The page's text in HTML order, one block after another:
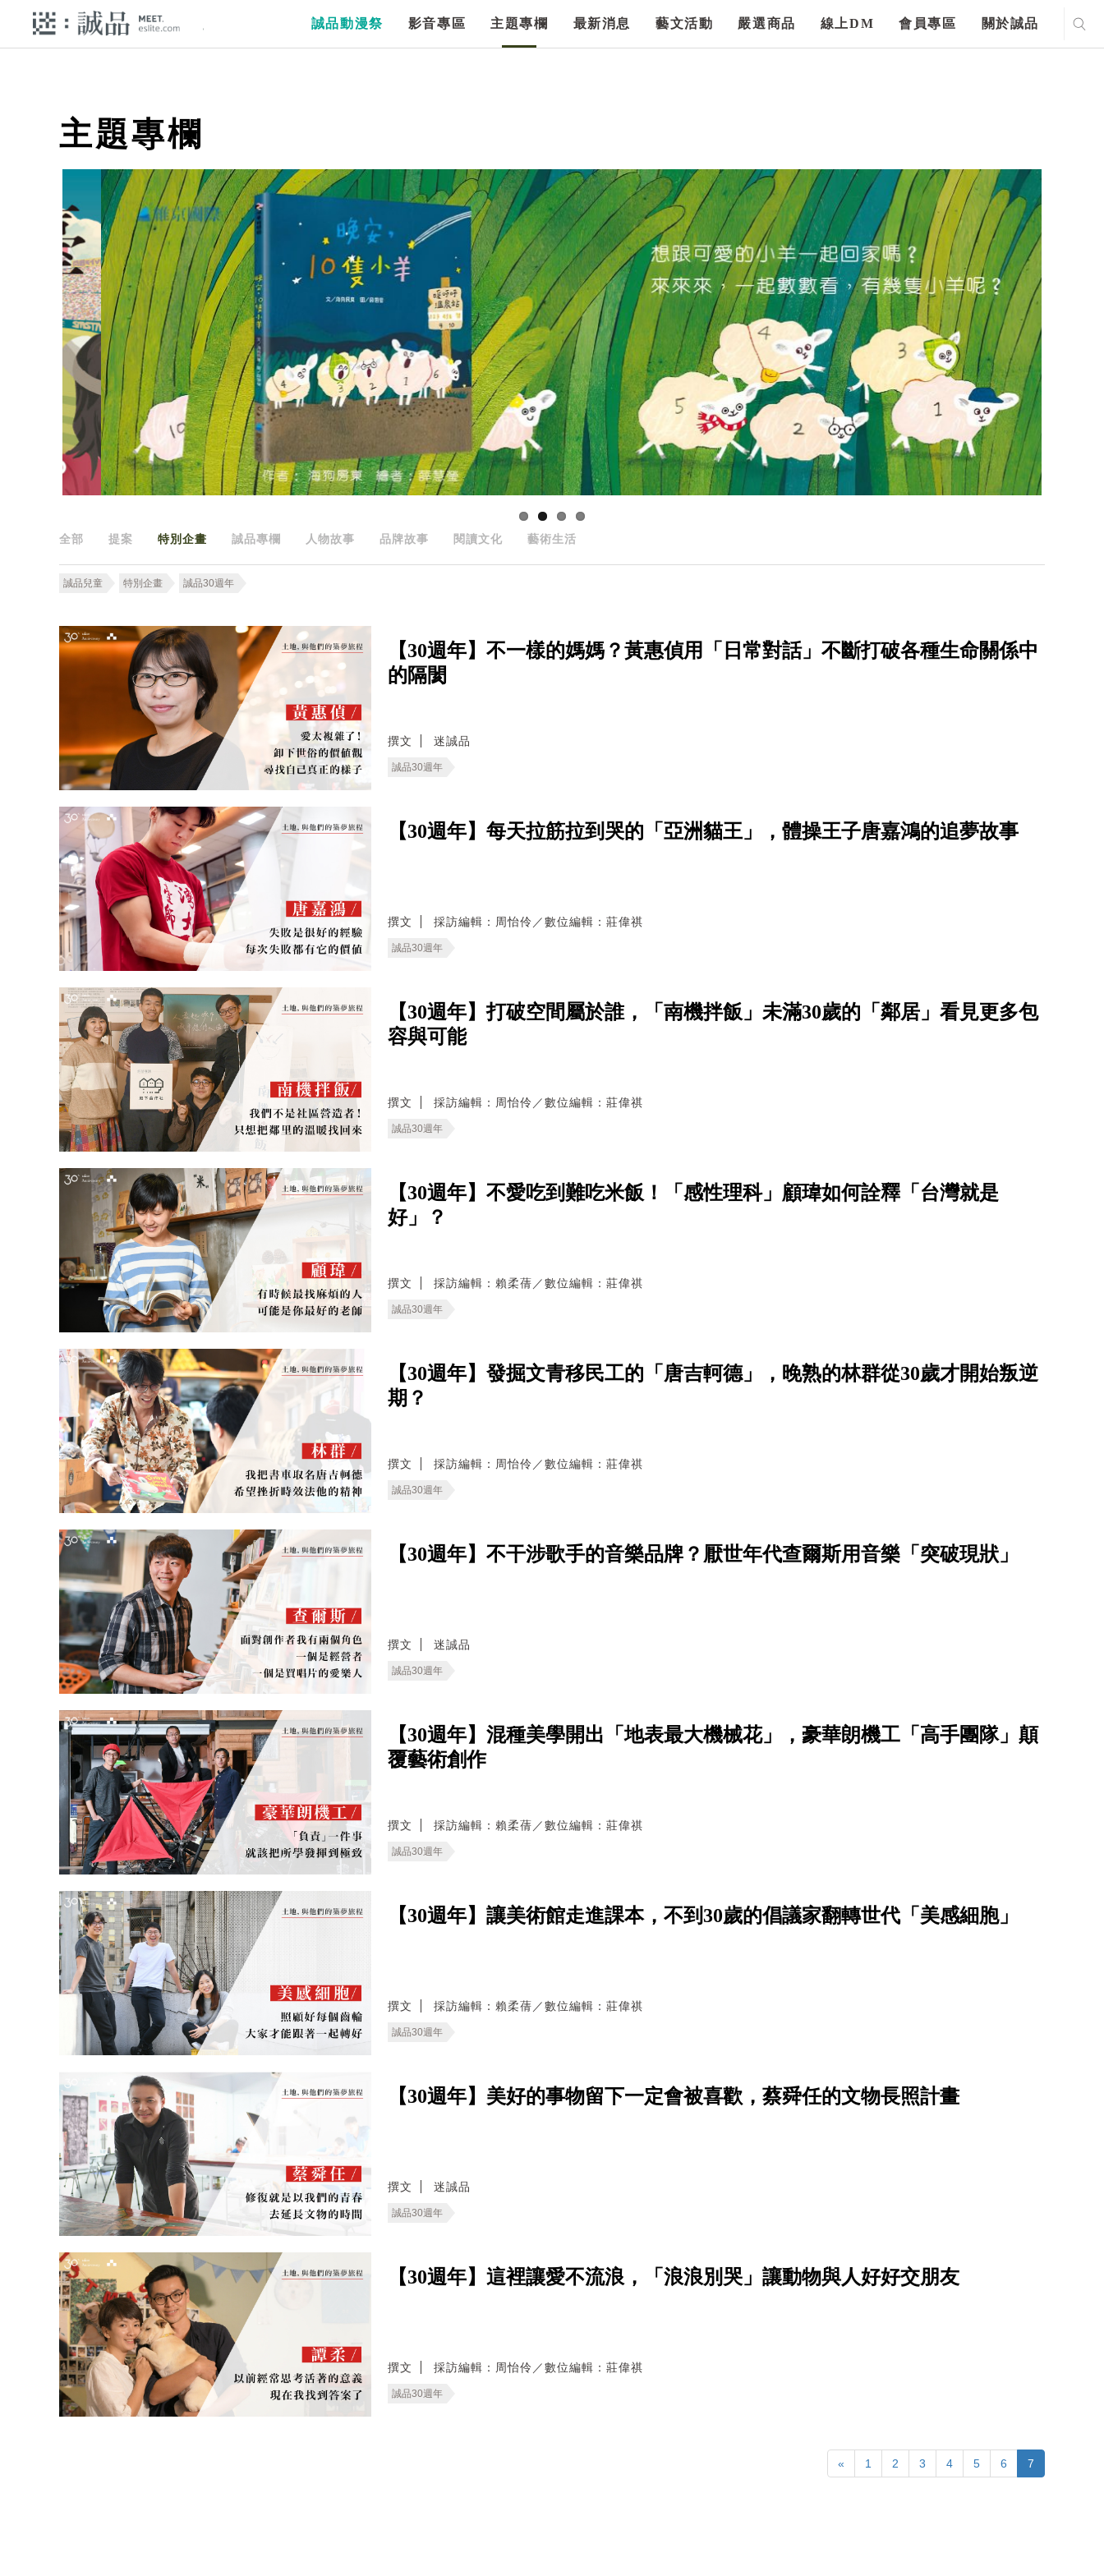
誠品動漫祭 影音專區 主題專欄 最新消息 藝文活動 嚴選商品 線上DM 會員專區 關於誠品
主題專欄
全部 提案 特別企畫 誠品專欄 人物故事 品牌故事 閱讀文化 藝術生活
誠品兒童 特別企畫 誠品30週年
【30週年】不一樣的媽媽？黃惠偵用「日常對話」不斷打破各種生命關係中
的隔閡
撰文 迷誠品
誠品30週年
【30週年】每天拉筋拉到哭的「亞洲貓王」，體操王子唐嘉鴻的追夢故事
撰文 採訪編輯：周怡伶／數位編輯：莊偉祺
誠品30週年
【30週年】打破空間屬於誰，「南機拌飯」未滿30歲的「鄰居」看見更多包
容與可能
撰文 採訪編輯：周怡伶／數位編輯：莊偉祺
誠品30週年
【30週年】不愛吃到難吃米飯！「感性理科」顧瑋如何詮釋「台灣就是
好」？
撰文 採訪編輯：賴柔蒨／數位編輯：莊偉祺
誠品30週年
【30週年】發掘文青移民工的「唐吉軻德」，晚熟的林群從30歲才開始叛逆
期？
撰文 採訪編輯：周怡伶／數位編輯：莊偉祺
誠品30週年
【30週年】不干涉歌手的音樂品牌？厭世年代查爾斯用音樂「突破現狀」
撰文 迷誠品
誠品30週年
【30週年】混種美學開出「地表最大機械花」，豪華朗機工「高手團隊」顛
覆藝術創作
撰文 採訪編輯：賴柔蒨／數位編輯：莊偉祺
誠品30週年
【30週年】讓美術館走進課本，不到30歲的倡議家翻轉世代「美感細胞」
撰文 採訪編輯：賴柔蒨／數位編輯：莊偉祺
誠品30週年
【30週年】美好的事物留下一定會被喜歡，蔡舜任的文物長照計畫
撰文 迷誠品
誠品30週年
【30週年】這裡讓愛不流浪，「浪浪別哭」讓動物與人好好交朋友
撰文 採訪編輯：周怡伶／數位編輯：莊偉祺
誠品30週年
« 1 2 3 4 5 6 7